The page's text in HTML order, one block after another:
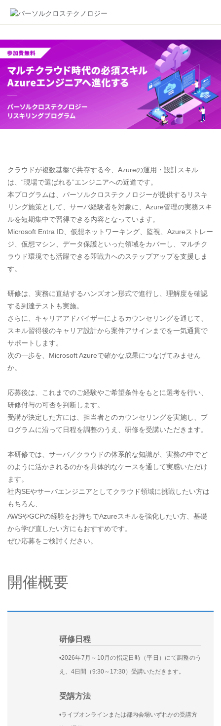
クラウドが複数基盤で共存する今、Azureの運用・設計スキル
は、“現場で選ばれる”エンジニアへの近道です。
本プログラムは、パーソルクロステクノロジーが提供するリスキ
リング施策として、サーバ経験者を対象に、Azure管理の実務スキ
ルを短期集中で習得できる内容となっています。
Microsoft Entra ID、仮想ネットワーキング、監視、Azureストレー
ジ、仮想マシン、データ保護といった領域をカバーし、マルチク
ラウド環境でも活躍できる即戦力へのステップアップを支援しま
す。
研修は、実務に直結するハンズオン形式で進行し、理解度を確認
する到達テストも実施。
さらに、キャリアアドバイザーによるカウンセリングを通じて、
スキル習得後のキャリア設計から案件アサインまでを一気通貫で
サポートします。
次の一歩を、Microsoft Azureで確かな成果につなげてみません
か。
応募後は、これまでのご経験やご希望条件をもとに選考を行い、
研修付与の可否を判断します。
受講が決定した方には、担当者とのカウンセリングを実施し、プ
ログラムに沿って日程を調整のうえ、研修を受講いただきます。
本研修では、サーバ／クラウドの体系的な知識が、実務の中でど
のように活かされるのかを具体的なケースを通して実感いただけ
ます。
社内SEやサーバエンジニアとしてクラウド領域に挑戦したい方は
もちろん、
AWSやGCPの経験をお持ちでAzureスキルを強化したい方、基礎
から学び直したい方にもおすすめです。
ぜひ応募をご検討ください。
開催概要
研修日程
•2026年7月～10月の指定日時（平日）にて調整のう
え、4日間（9:30～17:30）受講いただきます。
受講方法
•ライブオンラインまたは都内会場いずれかの受講方